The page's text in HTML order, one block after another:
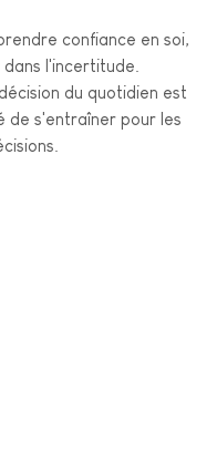
confiance en soi,
l'incertitude.
du quotidien est
de s'entraîner pour les